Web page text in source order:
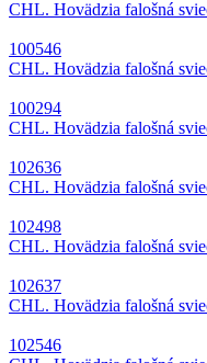
CHL. Hovädzia falošná
100546
CHL. Hovädzia falošná
100294
CHL. Hovädzia falošná
102636
CHL. Hovädzia falošná
102498
CHL. Hovädzia falošná
102637
CHL. Hovädzia falošná
102546